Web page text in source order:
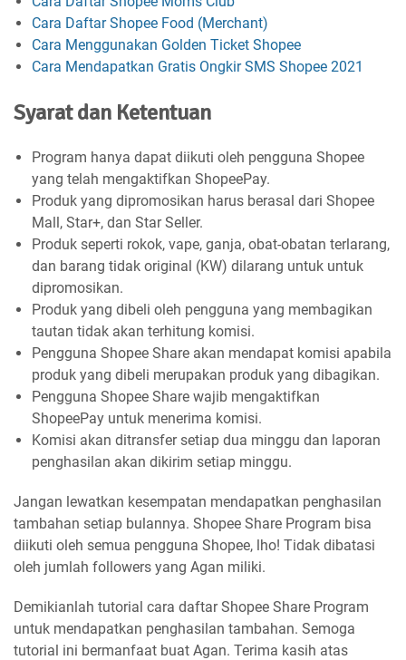
Cara Daftar Shopee Food (Merchant)
Cara Menggunakan Golden Ticket Shopee
Cara Mendapatkan Gratis Ongkir SMS Shopee 2021
Syarat dan Ketentuan
Program hanya dapat diikuti oleh pengguna Shopee
yang telah mengaktifkan ShopeePay.
Produk yang dipromosikan harus berasal dari Shopee
Mall, Star+, dan Star Seller.
Produk seperti rokok, vape, ganja, obat-obatan terlarang,
dan barang tidak original (KW) dilarang untuk untuk
dipromosikan.
Produk yang dibeli oleh pengguna yang membagikan
tautan tidak akan terhitung komisi.
Pengguna Shopee Share akan mendapat komisi apabila
produk yang dibeli merupakan produk yang dibagikan.
Pengguna Shopee Share wajib mengaktifkan
ShopeePay untuk menerima komisi.
Komisi akan ditransfer setiap dua minggu dan laporan
penghasilan akan dikirim setiap minggu.
Jangan lewatkan kesempatan mendapatkan penghasilan
tambahan setiap bulannya. Shopee Share Program bisa
diikuti oleh semua pengguna Shopee, lho! Tidak dibatasi
oleh jumlah followers yang Agan miliki.
Demikianlah tutorial cara daftar Shopee Share Program
untuk mendapatkan penghasilan tambahan. Semoga
tutorial ini bermanfaat buat Agan. Terima kasih atas